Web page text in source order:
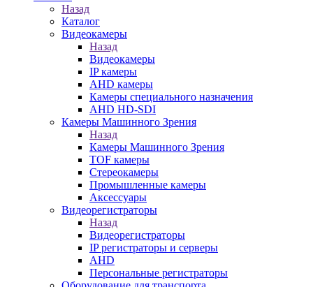
Назад
Каталог
Видеокамеры
Назад
Видеокамеры
IP камеры
AHD камеры
Камеры специального назначения
AHD HD-SDI
Камеры Машинного Зрения
Назад
Камеры Машинного Зрения
TOF камеры
Стереокамеры
Промышленные камеры
Аксессуары
Видеорегистраторы
Назад
Видеорегистраторы
IP регистраторы и серверы
AHD
Персональные регистраторы